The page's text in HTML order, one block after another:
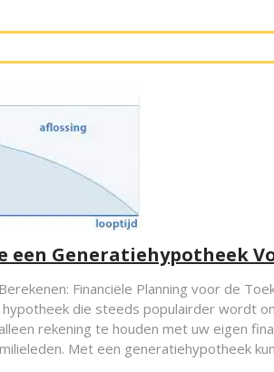
een Generatiehypotheek
Financiële Planning voor de
die steeds populairder wordt
rekening te houden met uw eigen
Met een generatiehypotheek